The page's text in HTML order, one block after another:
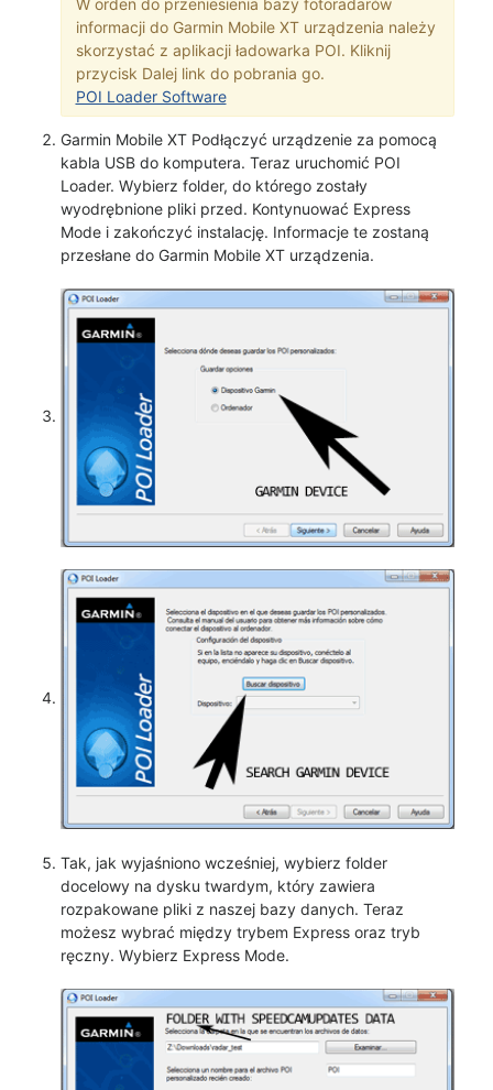
informacji do Garmin Mobile XT urządzenia należy
skorzystać z aplikacji ładowarka POI. Kliknij
przycisk Dalej link do pobrania go.
POI Loader Software
Garmin Mobile XT Podłączyć urządzenie za pomocą
kabla USB do komputera. Teraz uruchomić POI
Loader. Wybierz folder, do którego zostały
wyodrębnione pliki przed. Kontynuować Express
Mode i zakończyć instalację. Informacje te zostaną
przesłane do Garmin Mobile XT urządzenia.
Tak, jak wyjaśniono wcześniej, wybierz folder
docelowy na dysku twardym, który zawiera
rozpakowane pliki z naszej bazy danych. Teraz
możesz wybrać między trybem Express oraz tryb
ręczny. Wybierz Express Mode.